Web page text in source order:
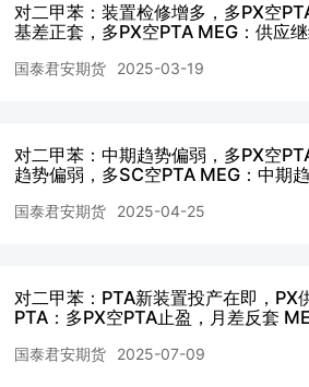
对二甲苯：装置检修增多，多PX空
基差正套，多PX空PTA MEG：供应
国泰君安期货 2025-03-19
对二甲苯：中期趋势偏弱，多PX空
趋势偏弱，多SC空PTA MEG：中期
国泰君安期货 2025-04-25
对二甲苯：PTA新装置投产在即，PX
PTA：多PX空PTA止盈，月差反套
国泰君安期货 2025-07-09